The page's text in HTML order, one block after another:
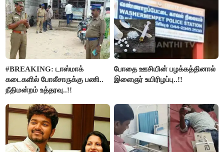
#BREAKING: டாஸ்மாக்
கடைகளில் போலீசாருக்கு பணி..
நீதிமன்றம் உத்தரவு..!!
போதை ஊசியின் பழக்கத்தினால்
இளைஞர் உயிரிழப்பு..!!